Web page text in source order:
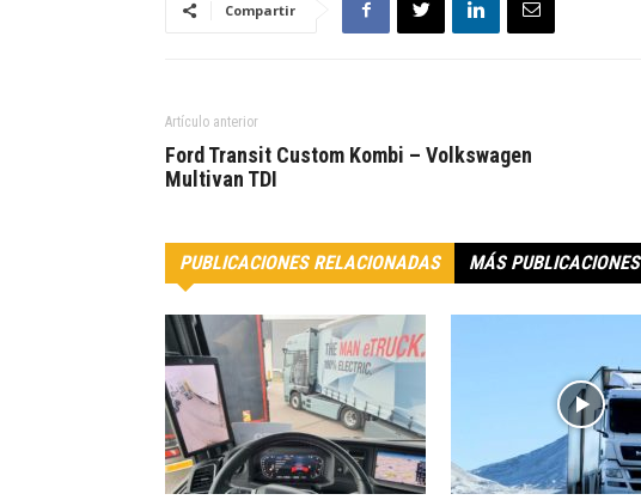
Compartir
Artículo anterior
Ford Transit Custom Kombi – Volkswagen
Multivan TDI
PUBLICACIONES RELACIONADAS MÁS PUBLICACIONES